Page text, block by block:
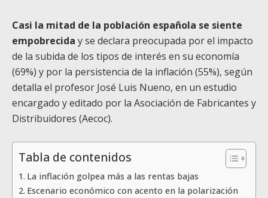
Casi la mitad de la población española se siente
empobrecida y se declara preocupada por el impacto
de la subida de los tipos de interés en su economía
(69%) y por la persistencia de la inflación (55%), según
detalla el profesor José Luis Nueno, en un estudio
encargado y editado por la Asociación de Fabricantes y
Distribuidores (Aecoc).
Tabla de contenidos
La inflación golpea más a las rentas bajas
Escenario económico con acento en la polarización